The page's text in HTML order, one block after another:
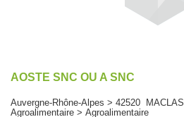
AOSTE SNC OU A SNC
Auvergne-Rhône-Alpes > 42520 MACLAS
Agroalimentaire > Agroalimentaire